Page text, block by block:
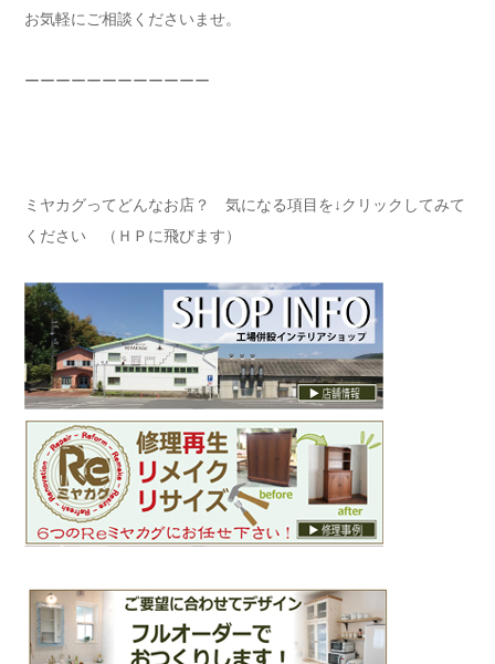
お気軽にご相談くださいませ。
ーーーーーーーーーーーー
ミヤカグってどんなお店？ 気になる項目を↓クリックしてみて
ください （ＨＰに飛びます）